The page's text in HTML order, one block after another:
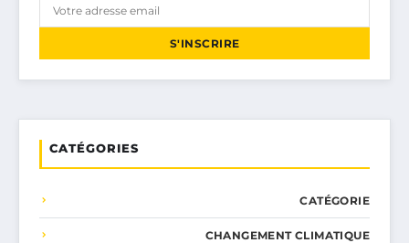
S'INSCRIRE
CATÉGORIES
CATÉGORIE
CHANGEMENT CLIMATIQUE